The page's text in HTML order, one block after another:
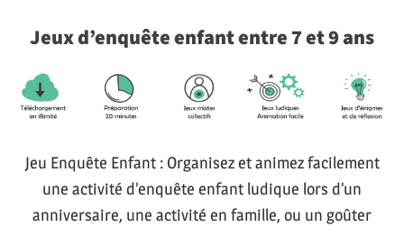
Jeux d’enquête enfant entre 7 et 9 ans
Jeu Enquête Enfant : Organisez et animez facilement
une activité d’enquête enfant ludique lors d’un
anniversaire, une activité en famille, ou un goûter